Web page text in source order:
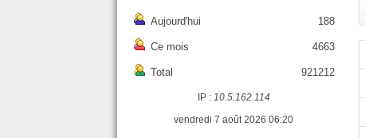
Aujourd'hui 188
Ce mois 4663
Total 921212
IP : 10.5.162.114
vendredi 7 août 2026 06:20